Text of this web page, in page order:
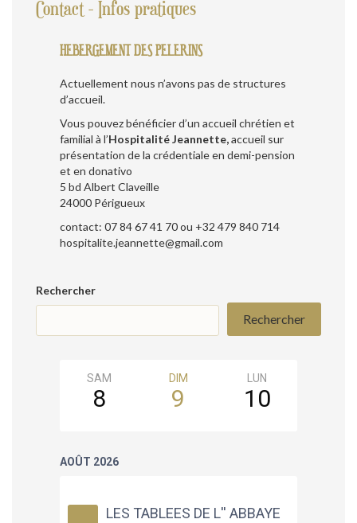
Contact - Infos pratiques
HEBERGEMENT DES PELERINS
Actuellement nous n’avons pas de structures
d’accueil.
Vous pouvez bénéficier d’un accueil chrétien et
familial à l’Hospitalité Jeannette,accueil sur
présentation de la crédentiale en demi-pension
et en donativo
5 bd Albert Claveille
24000 Périgueux
contact: 07 84 67 41 70 ou +32 479 840 714
hospitalite.jeannette@gmail.com
Rechercher
Rechercher
SAM
8
DIM
9
LUN
10
AOÛT 2026
LES TABLEES DE L'' ABBAYE